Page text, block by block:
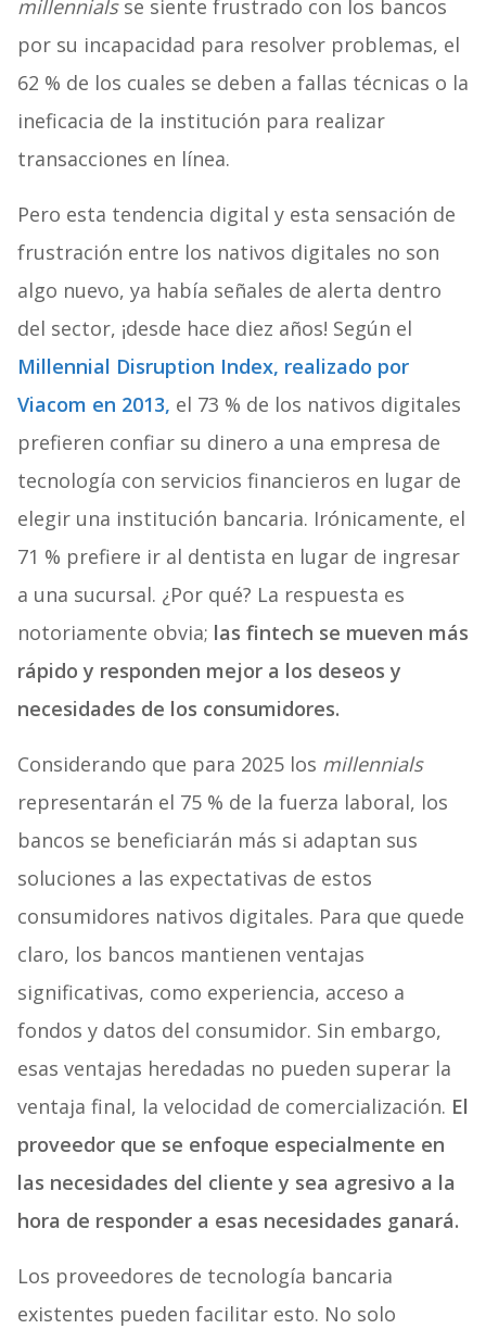
millennialsse siente frustrado con los bancos
por su incapacidad para resolver problemas, el
62 % de los cuales se deben a fallas técnicas o la
ineficacia de la institución para realizar
transacciones en línea.
Pero esta tendencia digital y esta sensación de
frustración entre los nativos digitales no son
algo nuevo, ya había señales de alerta dentro
del sector, ¡desde hace diez años! Según el
Millennial Disruption Index, realizado por
Viacom en 2013, el 73 % de los nativos digitales
prefieren confiar su dinero a una empresa de
tecnología con servicios financieros en lugar de
elegir una institución bancaria. Irónicamente, el
71 % prefiere ir al dentista en lugar de ingresar
a una sucursal. ¿Por qué? La respuesta es
notoriamente obvia; las fintech se mueven más
rápido y responden mejor a los deseos y
necesidades de los consumidores.
Considerando que para 2025 los millennials
representarán el 75 % de la fuerza laboral, los
bancos se beneficiarán más si adaptan sus
soluciones a las expectativas de estos
consumidores nativos digitales. Para que quede
claro, los bancos mantienen ventajas
significativas, como experiencia, acceso a
fondos y datos del consumidor. Sin embargo,
esas ventajas heredadas no pueden superar la
ventaja final, la velocidad de comercialización. El
proveedor que se enfoque especialmente en
las necesidades del cliente y sea agresivo a la
hora de responder a esas necesidades ganará.
Los proveedores de tecnología bancaria
existentes pueden facilitar esto. No solo